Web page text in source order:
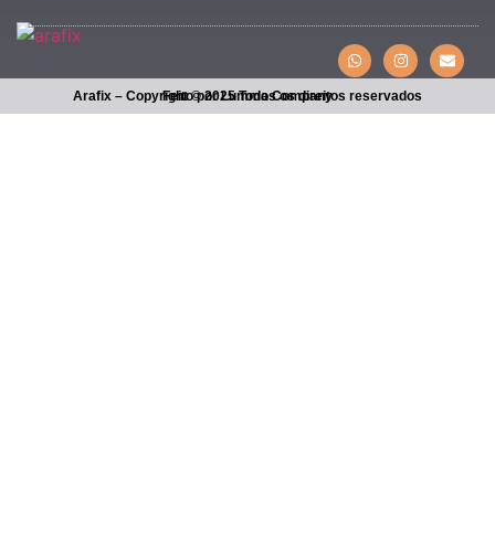
Arafix – Copyright © 2025 Todos os direitos reservados
Feito por Lumma Company